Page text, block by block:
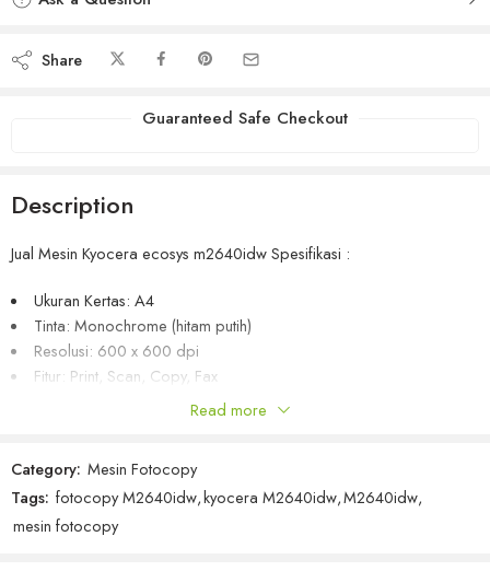
Share
Guaranteed Safe Checkout
Description
Jual Mesin Kyocera ecosys m2640idw Spesifikasi :
Ukuran Kertas: A4
Tinta: Monochrome (hitam putih)
Resolusi: 600 x 600 dpi
Fitur: Print, Scan, Copy, Fax
Kapasitas Kertas: 250 – 850 Lembar
Dimensi Mesin: 475 x 412 x 437 mm
Silakan klik Beli Sekarang untuk bertransaksi langsung disini
Read more
Category: Mesin Fotocopy
Tags: fotocopy M2640idw,kyocera M2640idw,M2640idw,
mesin fotocopy